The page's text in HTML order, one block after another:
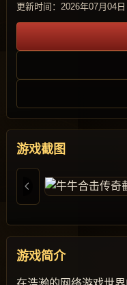
更新时间：2026年07月04日
游戏截图
游戏简介